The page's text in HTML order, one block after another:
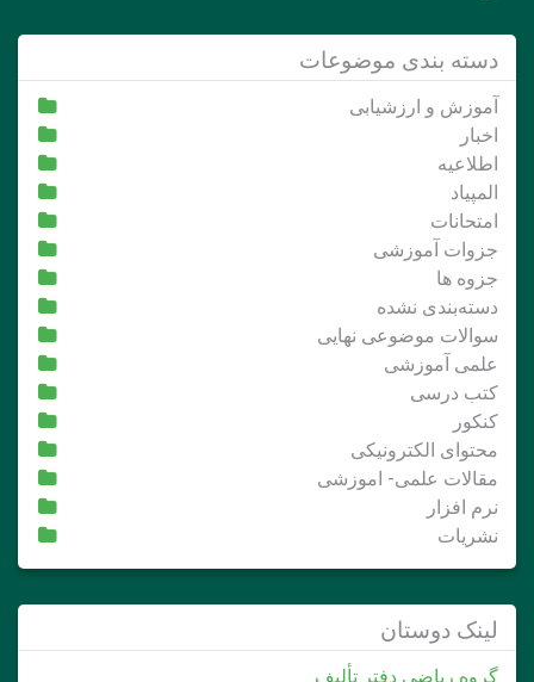
دسته بندی موضوعات
آموزش و ارزشیابی
اخبار
اطلاعیه
المپیاد
امتحانات
جزوات آموزشی
جزوه ها
دسته‌بندی نشده
سوالات موضوعی نهایی
علمی آموزشی
کتب درسی
کنکور
محتوای الکترونیکی
مقالات علمی- اموزشی
نرم افزار
نشریات
لینک دوستان
گروه ریاضی دفتر تألیف